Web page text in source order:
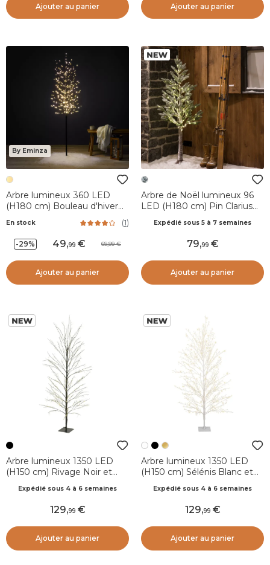
Ajouter au panier Ajouter au panier
By Eminza
Arbre lumineux 360 LED
(H180 cm) Bouleau d'hiver
En stock (1)
-29% 49,99 69,99
Ajouter au panier
Arbre de Noël lumineux 96
LED (H180 cm) Pin Clarius
Expédié sous 5 à 7 semaines
79,99
Ajouter au panier
Arbre lumineux 1350 LED
(H150 cm) Rivage Noir et
Expédié sous 4 à 6 semaines
129,99
Ajouter au panier
Arbre lumineux 1350 LED
(H150 cm) Sélénis Blanc et
Expédié sous 4 à 6 semaines
129,99
Ajouter au panier